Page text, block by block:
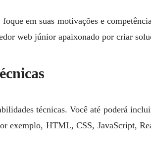
em suas motivações e
web júnior apaixonado por criar
técnicas. Você até poderá
exemplo, HTML, CSS, JavaScript,